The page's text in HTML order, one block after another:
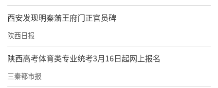
西安发现明秦藩王府门正官员碑
陕西日报
陕西高考体育类专业统考3月16日起网上报名
三秦都市报